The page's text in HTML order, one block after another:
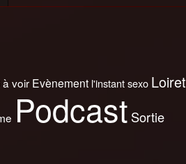
voir Evènement l'instant sexo Loiret
Podcast Sortie